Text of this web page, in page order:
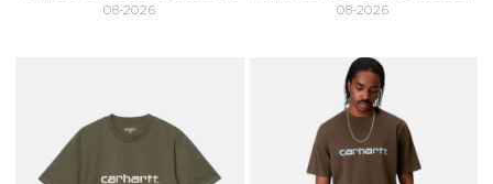
08-2026
08-2026
Adicionar aos Favoritos